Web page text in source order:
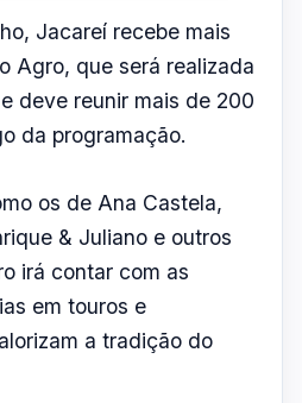
Jacareí recebe mais
Agro, que será realizada
deve reunir mais de 200
da programação.
os de Ana Castela,
& Juliano e outros
irá contar com as
em touros e
a tradição do